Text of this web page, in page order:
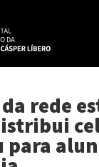
rede
para